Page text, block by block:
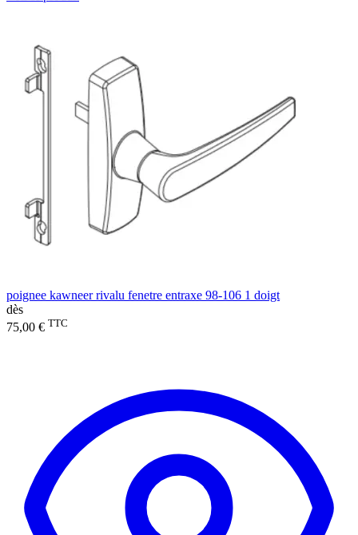
poignee kawneer rivalu fenetre entraxe 98-106 1 doigt
dès
75,00 € TTC